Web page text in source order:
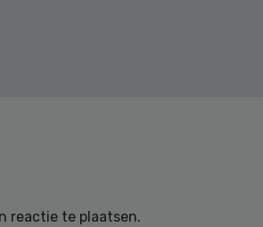
reactie te plaatsen.